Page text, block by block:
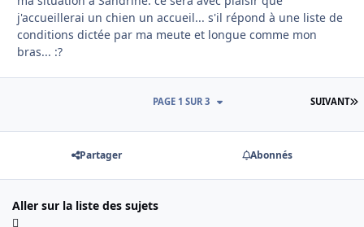
j'accueillerai un chien un accueil... s'il répond à une liste de
conditions dictée par ma meute et longue comme mon
bras... :?
SUIVANT
PAGE 1 SUR 3
Partager Abonnés
Aller sur la liste des sujets